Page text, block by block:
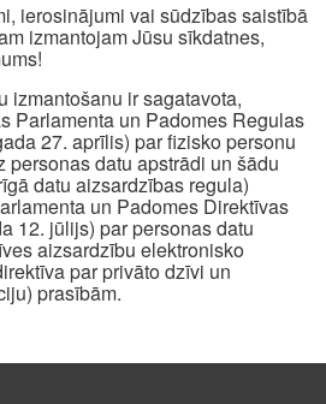
ierosinājumi vai sūdzības saistībā
izmantojam Jūsu sīkdatnes,
izmantošanu ir sagatavota,
Parlamenta un Padomes Regulas
27. aprīlis) par fizisko personu
personas datu apstrādi un šādu
datu aizsardzības regula)
un Padomes Direktīvas
12. jūlijs) par personas datu
aizsardzību elektronisko
par privāto dzīvi un
prasībām.